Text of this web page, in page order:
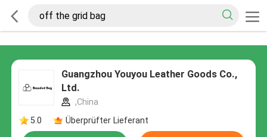
Guangzhou Youyou Leather Goods Co.,
Ltd.
,China
5.0
Überprüfter Lieferant